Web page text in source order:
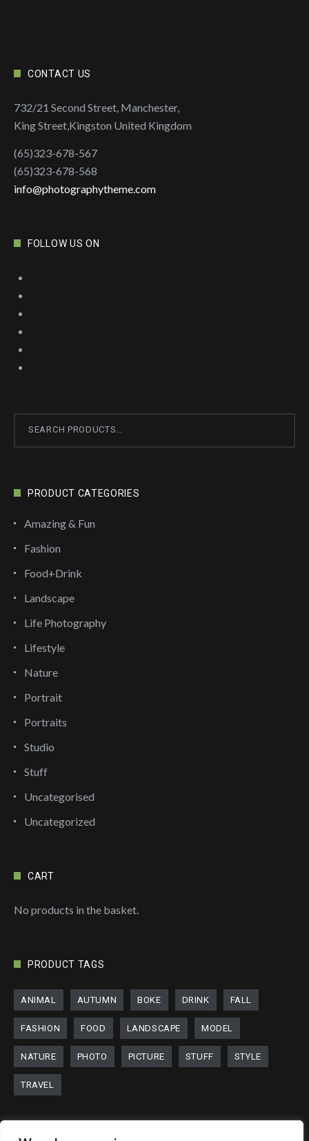
CONTACT US
732/21 Second Street, Manchester,
King Street,Kingston United Kingdom
(65)323-678-567
(65)323-678-568
info@photographytheme.com
FOLLOW US ON
PRODUCT CATEGORIES
Amazing & Fun
Fashion
Food+Drink
Landscape
Life Photography
Lifestyle
Nature
Portrait
Portraits
Studio
Stuff
Uncategorised
Uncategorized
CART
No products in the basket.
PRODUCT TAGS
ANIMAL AUTUMN BOKE DRINK FALL
FASHION FOOD LANDSCAPE MODEL
NATURE PHOTO PICTURE STUFF STYLE
TRAVEL